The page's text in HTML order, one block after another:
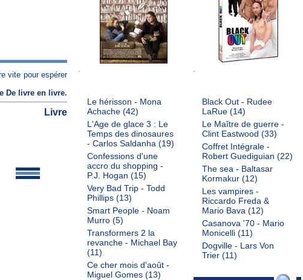
Black Out - Rudee
LaRue(14)
Le Maître de guerre -
Clint Eastwood (33)
Coffret Intégrale -
Robert Guediguian (22)
The sea - Baltasar
Kormakur(12)
Les vampires -
Riccardo Freda &
Mario Bava(12)
Casanova '70 - Mario
Monicelli(11)
Dogville - Lars Von
Trier(11)
Le hérisson - Mona
Achache(42)
L'Age de glace 3 : Le
Temps des dinosaures
- Carlos Saldanha(19)
Confessions d'une
accro du shopping -
P.J. Hogan (15)
Very Bad Trip - Todd
Phillips(13)
Smart People - Noam
Murro(5)
Transformers 2 la
revanche - Michael Bay
(11)
Ce cher mois d'août -
Miguel Gomes(13)
vite pour espérer
De livre en livre.
Livre